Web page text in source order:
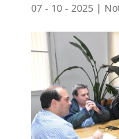
07 - 10 - 2025|